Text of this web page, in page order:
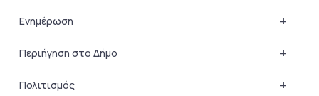
+
Ενημέρωση
+
Περιήγηση στο Δήμο
+
Πολιτισμός